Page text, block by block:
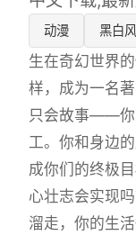
动漫 黑白风
生在奇幻世界
样，成为一名
只会故事——你
工。你和身边
成你们的终极
心壮志会实现
溜走，你的生